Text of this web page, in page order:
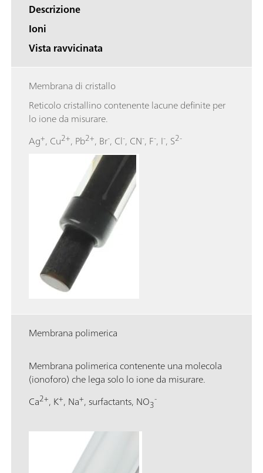
Descrizione
Ioni
Vista ravvicinata
Membrana di cristallo
Reticolo cristallino contenente lacune definite per
lo ione da misurare.
Ag+, Cu2+, Pb2+, Br-, Cl-, CN-, F-, I-, S2-
Membrana polimerica
Membrana polimerica contenente una molecola
(ionoforo) che lega solo lo ione da misurare.
Ca2+, K+, Na+, surfactants, NO3-